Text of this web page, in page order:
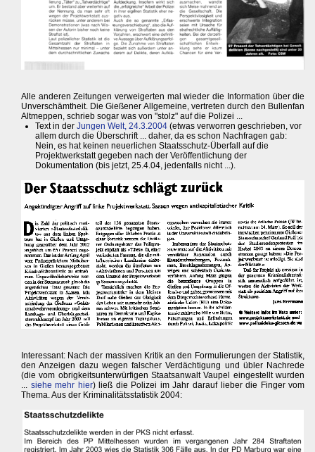
Alle anderen Zeitungen verweigerten mal wieder die Information über die
Unverschämtheit. Die Gießener Allgemeine, vertreten durch den Bullenfan
Altmeppen, schrieb sogar was von "stolz" auf die Polizei ...
Text in der Jungen Welt, 24.3.2004 (etwas verworren geschrieben, vor
allem durch die Überschrift ... daher, da es schon Nachfragen gab:
Nein, es hat keinen neuerlichen Staatsschutz-Überfall auf die
Projektwerkstatt gegeben nach der Veröffentlichung der
Dokumentation (bis jetzt, 25.4.04, jedenfalls nicht ...).
Interessant: Nach der massiven Kritik an den Formulierungen der Statistik,
den Anzeigen dazu wegen falscher Verdächtigung und übler Nachrede
(die vom obrigkeitsunterwürfigen Staatsanwalt Vaupel eingestellt wurden
siehe mehr hier) ließ die Polizei im Jahr darauf lieber die Finger vom
Thema. Aus der Kriminalitätsstatistik 2004: